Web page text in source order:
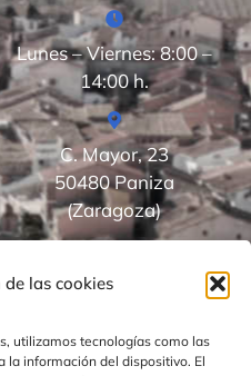
las cookies
utilizamos tecnologías como las
la información del dispositivo. El
Lunes – Viernes: 8:00 –
14:00 h.
C. Mayor, 23
50480 Paniza
(Zaragoza)
de las últimas